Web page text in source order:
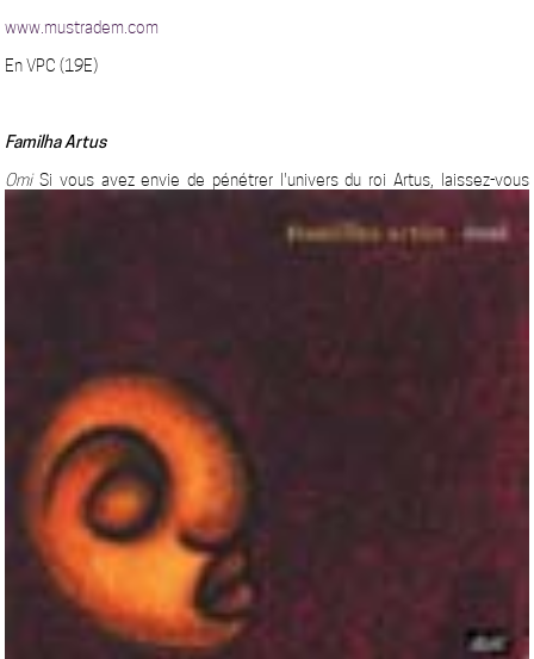
www.mustradem.com
En VPC (19E)
Familha Artus
Omi Si vous avez envie de pénétrer l'univers du roi Artus, laissez-vous